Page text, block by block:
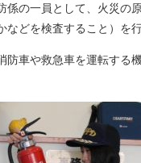
係の一員として、火災の
などを検査すること）を
防車や救急車を運転する